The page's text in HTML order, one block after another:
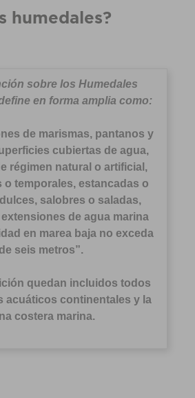
humedales?
sobre los Humedales
en forma amplia como:
de marismas, pantanos y
cubiertas de agua,
régimen natural o artificial,
o temporales, estancadas o
salobres o saladas,
de agua marina
en marea baja no exceda
de seis metros”.
quedan incluidos todos
acuáticos continentales y la
costera marina.